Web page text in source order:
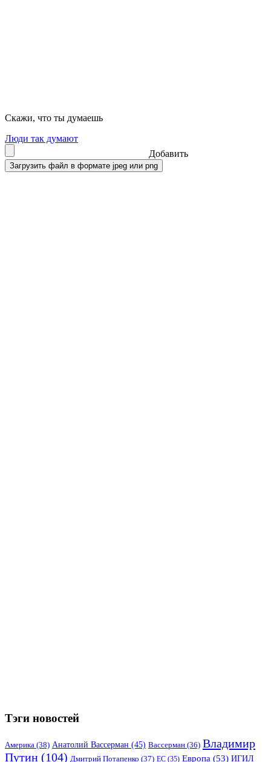
Скажи, что ты думаешь
Люди так думают
Добавить
Тэги новостей
Америка (38) Анатолий Вассерман (45) Вассерман (36) Владимир
Путин (104) Дмитрий Потапенко (37) ЕС (35) Европа (53) ИГИЛ